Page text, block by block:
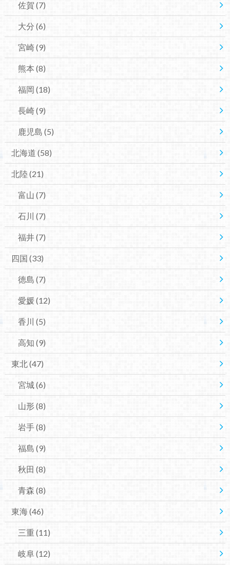
佐賀 (7)
大分 (6)
宮崎(9)
熊本 (8)
福岡 (18)
長崎(9)
鹿児島 (5)
北海道 (58)
北陸 (21)
富山 (7)
石川 (7)
福井(7)
四国 (33)
徳島 (7)
愛媛(12)
香川 (5)
高知 (9)
東北(47)
宮城(6)
山形 (8)
岩手(8)
福島 (9)
秋田 (8)
青森 (8)
東海(46)
三重 (11)
岐阜(12)